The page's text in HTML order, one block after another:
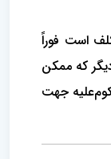
است فوراً
که ممکن
جهت